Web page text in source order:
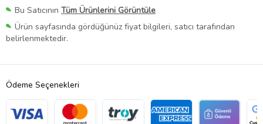
Bu Satıcının Tüm Ürünlerini Görüntüle
Ürün sayfasında gördüğünüz fiyat bilgileri, satıcı tarafından
belirlenmektedir.
Ödeme Seçenekleri